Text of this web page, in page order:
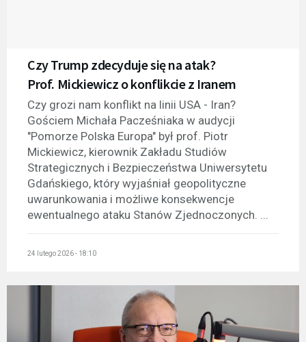
Czy Trump zdecyduje się na atak?
Prof. Mickiewicz o konflikcie z Iranem
Czy grozi nam konflikt na linii USA - Iran?
Gościem Michała Pacześniaka w audycji
"Pomorze Polska Europa" był prof. Piotr
Mickiewicz, kierownik Zakładu Studiów
Strategicznych i Bezpieczeństwa Uniwersytetu
Gdańskiego, który wyjaśniał geopolityczne
uwarunkowania i możliwe konsekwencje
ewentualnego ataku Stanów Zjednoczonych. ...
24 lutego 2026 - 18:10